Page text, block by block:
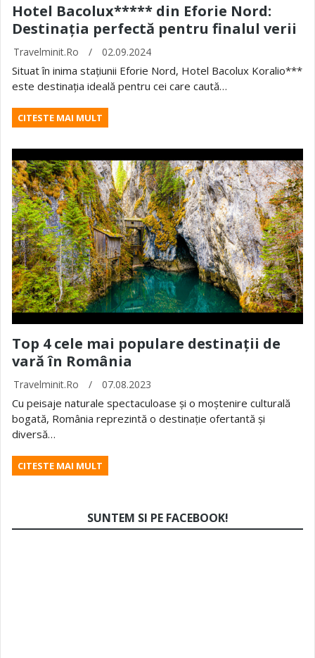
Hotel Bacolux***** din Eforie Nord:
Destinația perfectă pentru finalul verii
Travelminit.ro / 02.09.2024
Situat în inima stațiunii Eforie Nord, Hotel Bacolux Koralio***
este destinația ideală pentru cei care caută…
CITESTE MAI MULT
Top 4 cele mai populare destinații de
vară în România
Travelminit.ro / 07.08.2023
Cu peisaje naturale spectaculoase și o moștenire culturală
bogată, România reprezintă o destinație ofertantă și
diversă…
CITESTE MAI MULT
SUNTEM SI PE FACEBOOK!